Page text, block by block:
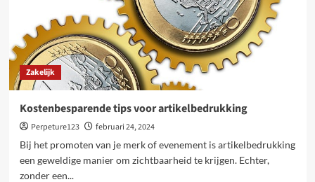
autoverzekering
Zakelijk
Kostenbesparende tips voor artikelbedrukking
Perpeture123
februari 24, 2024
Bij het promoten van je merk of evenement is artikelbedrukking
een geweldige manier om zichtbaarheid te krijgen. Echter,
zonder een...